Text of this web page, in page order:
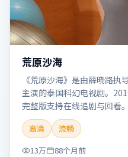
荒原沙海
《荒原沙海》是由薛晓路执
主演的泰国科幻电视剧。
完整版支持在线追剧与回看
颖，视觉奇观与哲思并存，
合检索「荒原沙海」「薛晓
「2019-04-25上映」等关键
高清
流畅
13万
88个月前